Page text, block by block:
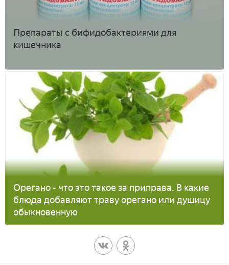
Препараты с бифидобактериями для
кишечника
Орегано - что это такое за приправа. В какие
блюда добавляют траву орегано или душицу
обыкновенную